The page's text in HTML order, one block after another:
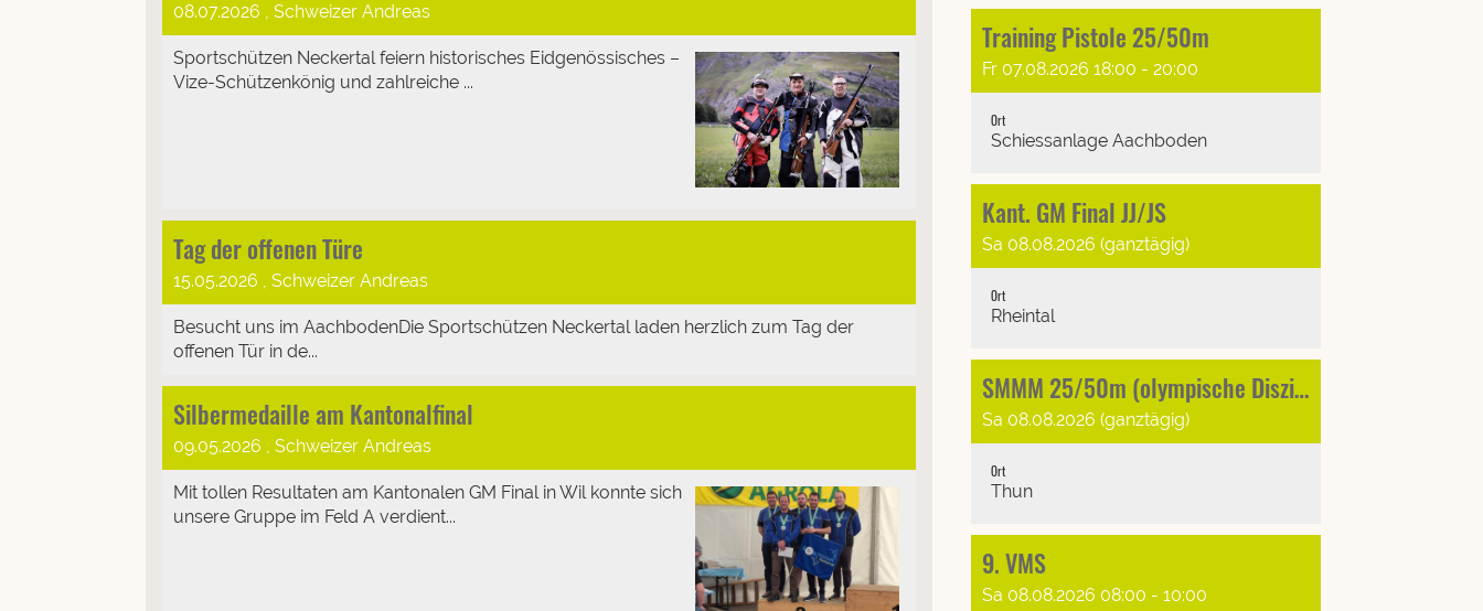
08.07.2026 , Schweizer Andreas
Sportschützen Neckertal feiern historisches Eidgenössisches –
Vize-Schützenkönig und zahlreiche ...
Tag der offenen Türe
15.05.2026 , Schweizer Andreas
Besucht uns im AachbodenDie Sportschützen Neckertal laden herzlich zum Tag der
offenen Tür in de...
Silbermedaille am Kantonalfinal
09.05.2026 , Schweizer Andreas
Mit tollen Resultaten am Kantonalen GM Final in Wil konnte sich
unsere Gruppe im Feld A verdient...
Training Pistole 25/50m
Fr 07.08.2026 18:00 - 20:00
Ort
Schiessanlage Aachboden
Kant. GM Final JJ/JS
Sa 08.08.2026 (ganztägig)
Ort
Rheintal
SMMM 25/50m (olympische Disziplinen)
Sa 08.08.2026 (ganztägig)
Ort
Thun
9. VMS
Sa 08.08.2026 08:00 - 10:00